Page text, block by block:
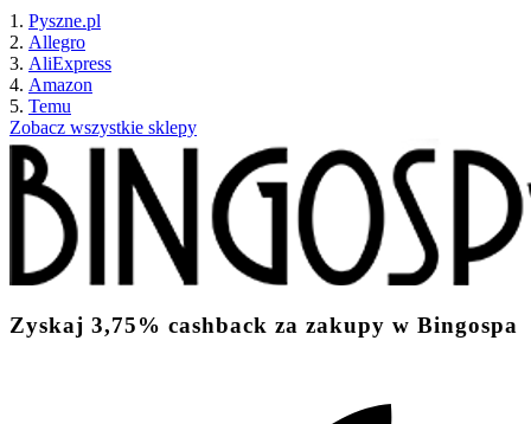
Pyszne.pl
Allegro
AliExpress
Amazon
Temu
Zobacz wszystkie sklepy
Zyskaj 3,75% cashback za zakupy w Bingospa